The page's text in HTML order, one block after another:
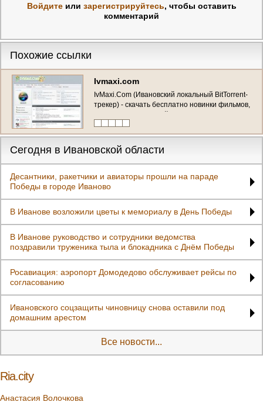
Войдитеили зарегистрируйтесь, чтобы оставить
комментарий
Похожие ссылки
Ivmaxi.com
IvMaxi.Com (Ивановский локальный BitTorrent-
трекер) - скачать бесплатно новинки фильмов,
игр для ПК и консолей от известных релиз
Сегодня в Ивановской области
Десантники, ракетчики и авиаторы прошли на параде
Победы в городе Иваново
В Иванове возложили цветы к мемориалу в День Победы
В Иванове руководство и сотрудники ведомства
поздравили труженика тыла и блокадника с Днём Победы
Росавиация: аэропорт Домодедово обслуживает рейсы по
согласованию
Ивановского соцзащиты чиновницу снова оставили под
домашним арестом
Все новости...
Ria.city
Анастасия Волочкова